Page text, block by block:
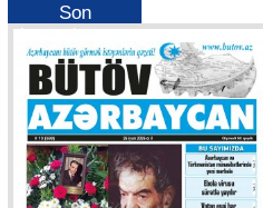
Son
buraxılışımız